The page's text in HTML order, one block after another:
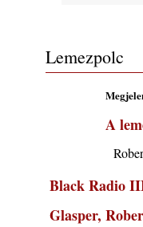
2026.
eseménye:
2026.
2026-os
Dixieland
augusztus 21-
2026.
Lemezpolc
A
Black Radio
Glasper,